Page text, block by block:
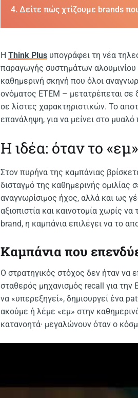
Δείτε πώς χτίζουμε brands
ΗThink Plus υπογράφει τη νέα
παραγωγής συστημάτων αλουμινίου
καθημερινή σκηνή που όλοι
ονόματος ΕΤΕΜ – μετατρέπεται σε
σε λίστες χαρακτηριστικών. Το
επανάληψη, για να μείνει στο
Η ιδέα: όταν το
Στον πυρήνα της καμπάνιας
δισταγμό της καθημερινής
αναγνωρίσιμος ήχος, αλλά και ως
αξιοπιστία και καινοτομία χωρίς
brand, η καμπάνια επιλέγει να το
Καμπάνια που
Ο στρατηγικός στόχος δεν ήταν να
σταθερός μηχανισμός recall για
να «υπερεξηγεί», δημιουργεί ένα
ακούμε ή λέμε «εμ» στην
κατανοητά· μεγαλώνουν όταν ο